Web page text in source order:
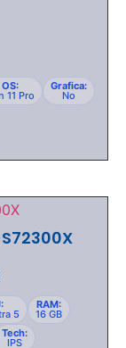
OS:
11 Pro
Grafica:
No
5
RAM:
16 GB
Tech:
IPS